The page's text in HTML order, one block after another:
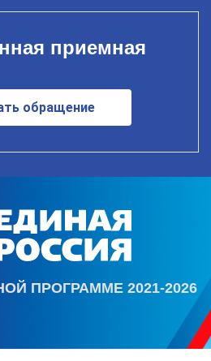
приемная
обращение
ПРОГРАММЕ 2021-2026